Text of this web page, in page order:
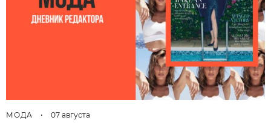
МОДА • 07 августа